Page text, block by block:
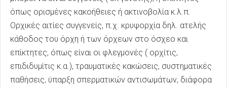
όπως ορισμένες κακοήθειες ή ακτινοβολία κ.λ.π.
Ορχικές αιτίες συγγενείς, π.χ. κρυψορχία δηλ. ατελής
κάθοδος του όρχη ή των όρχεων στο όσχεο και
επίκτητες, όπως είναι οι φλεγμονές ( ορχίτις,
επιδιδυμίτις κ.α.), τραυματικές κακώσεις, συστηματικές
παθήσεις, ύπαρξη σπερματικών αντισωμάτων, διάφορα